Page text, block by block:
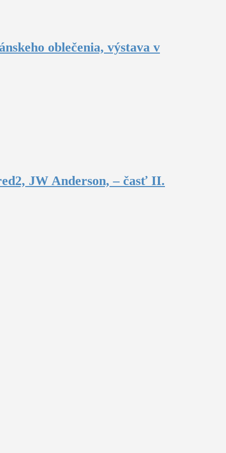
oblečenia, výstava v
JW Anderson, – časť II.